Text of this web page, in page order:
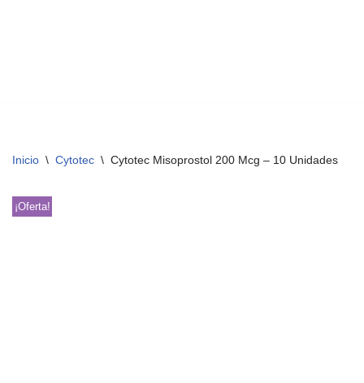
Inicio \ Cytotec \ Cytotec Misoprostol 200 Mcg – 10 Unidades
¡Oferta!